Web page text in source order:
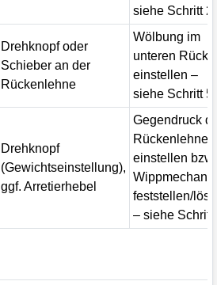
siehe Schritt 2
Drehknopf oder
Schieber an der
Rückenlehne
Wölbung im
unteren
einstellen –
siehe Schritt 5
Drehknopf
(Gewichtseinstellung),
ggf. Arretierhebel
Gegendruck
Rückenlehne
einstellen bzw.
Wippmechanik
feststellen/
– siehe Schritt